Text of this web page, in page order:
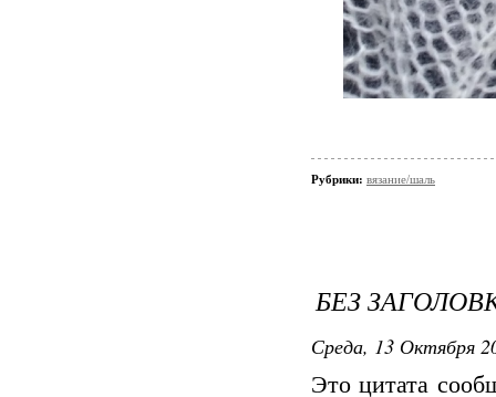
Рубрики: вязание/шаль
БЕЗ
Среда, 13 Октября
Это цитата